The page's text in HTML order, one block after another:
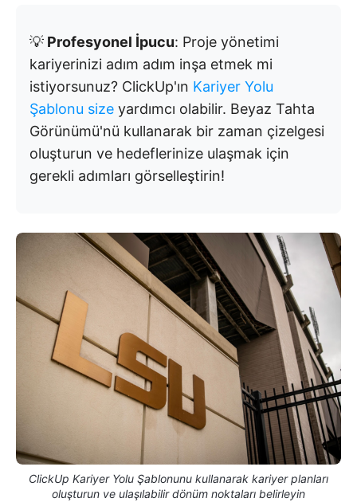
💡 Profesyonel İpucu: Proje yönetimi
kariyerinizi adım adım inşa etmek mi
istiyorsunuz? ClickUp'ın Kariyer Yolu
Şablonu size yardımcı olabilir. Beyaz Tahta
Görünümü'nü kullanarak bir zaman çizelgesi
oluşturun ve hedeflerinize ulaşmak için
gerekli adımları görselleştirin!
ClickUp Kariyer Yolu Şablonunu kullanarak kariyer planları
oluşturun ve ulaşılabilir dönüm noktaları belirleyin